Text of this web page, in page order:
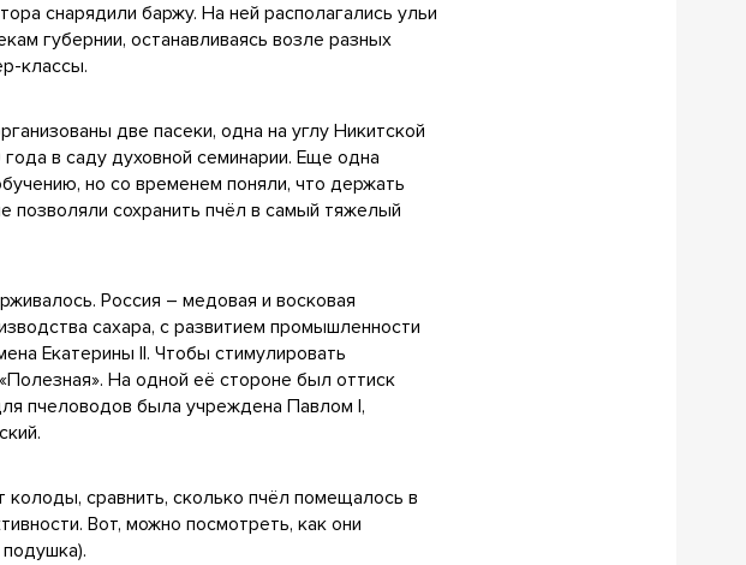
снарядили баржу. На ней располагались ульи
губернии, останавливаясь возле разных
классы.
две пасеки, одна на углу Никитской
в саду духовной семинарии. Еще одна
но со временем поняли, что держать
позволяли сохранить пчёл в самый тяжелый
Россия – медовая и восковая
сахара, с развитием промышленности
Екатерины II. Чтобы стимулировать
На одной её стороне был оттиск
пчеловодов была учреждена Павлом I,
сравнить, сколько пчёл помещалось в
Вот, можно посмотреть, как они